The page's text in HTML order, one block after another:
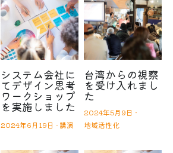
システム会社に
てデザイン思考
ワークショップ
を実施しました
2024年6月19日 · 講演
台湾からの視察
を受け入れまし
た
2024年5月9日 ·
地域活性化